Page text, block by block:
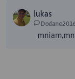
lukas